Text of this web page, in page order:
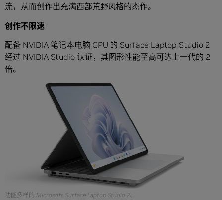
流，从而创作出充满西部荒野风格的杰作。
创作不限速
配备 NVIDIA 笔记本电脑 GPU 的 Surface Laptop Studio 2
经过 NVIDIA Studio 认证，其图形性能至高可达上一代的 2
倍。
功能多样的 Microsoft Surface Laptop Studio 2。